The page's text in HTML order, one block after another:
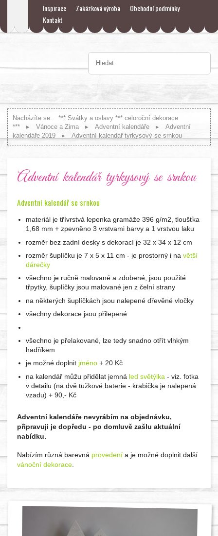
Inspirace Zakázková výroba
Obchodní podmínky
Kontakt
Nacházíte se:
*** Svátky a oslavy *** celoroční dekorace
***
Vánoce a Zima Adventní kalendáře
Adventní
kalendáře 2019
Adventní kalendář tyrkysový se srnkou
Adventní kalendář tyrkysový se srnkou
Adventní kalendář se srnkou
materiál je třívrstvá lepenka gramáže 396 g/m2, tloušťka
1,68 mm + zpevněno 3 vrstvami barvy a 1 vrstvou laku
rozměr bez zadní desky s dekorací je 32 x 34 x 12 cm
rozměr šuplíčku je 7 x 5 x 11 cm - je prostorný i navětší
dárečky
všechno je ručně malované a zdobené, jsou použité
třpytky, šuplíčky jsou malované jen z čelní strany
na některých šuplíčkách jsou nalepené dřevěné vločky
všechny dekorace jsou přilepené
všechno je přelakované, lze tedy snadno otřít vlhkým
hadříkem
je možné doplnit jméno + 20 Kč
na kalendář můžu přidělat jemná led světýlka - viz. fotka
v detailu (na dvě tužkové baterie - krabička je nalepená
vzadu) + 90,- Kč
Adventní kalendáře nevyrábím na objednávku,
připravuji je dopředu - po domluvě zašlu aktuální
nabídku.
Nabízím různá barevná provedení a je možné doplnit další
vánoční dekorace